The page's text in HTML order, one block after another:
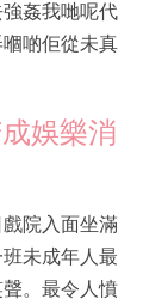
姦我哋呢代
啲佢從未真
娛樂消
院入面坐滿
未成年人最
。最令人憤